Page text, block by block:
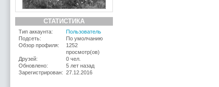
СТАТИСТИКА
Тип аккаунта:
Пользователь
Подсеть:
По умолчанию
Обзор профиля:
1252
просмотр(ов)
Друзей:
0 чел.
Обновлено:
5 лет назад
Зарегистрирован: 27.12.2016